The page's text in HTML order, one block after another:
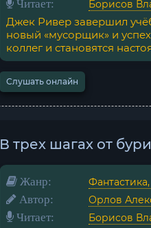
Читает: Борисов
Джек Ривер завершил
новый «мусорщик» и
коллег и становятся
Слушать онлайн
В трех шагах от
Жанр:
Автор: Орлов
Читает: Борисов